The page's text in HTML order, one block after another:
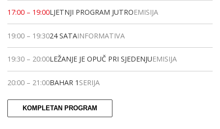
17:00 – 19:00LJETNJI PROGRAM JUTROEMISIJA
19:00 – 19:3024 SATAINFORMATIVA
19:30 – 20:00LEŽANJE JE OPUČ PRI SJEDENJUEMISIJA
20:00 – 21:00BAHAR 1 SERIJA
KOMPLETAN PROGRAM